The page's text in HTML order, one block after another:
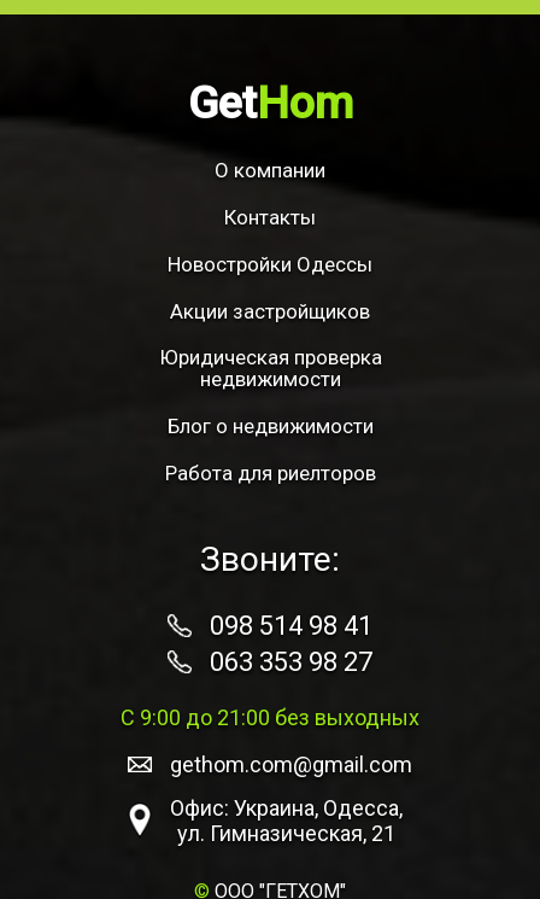
GetHom
О компании
Контакты
Новостройки Одессы
Акции застройщиков
Юридическая проверка
недвижимости
Блог о недвижимости
Работа для риелторов
Звоните:
098 514 98 41
063 353 98 27
С 9:00 до 21:00 без выходных
gethom.com@gmail.com
Офис: Украина, Одесса,
ул. Гимназическая, 21
© ООО "ГЕТХОМ"